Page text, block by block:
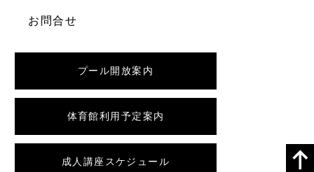
お問合せ
プール開放案内
体育館利用予定案内
成人講座スケジュール